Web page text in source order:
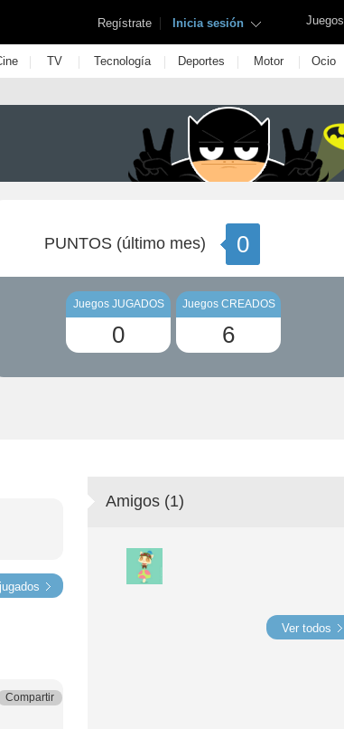
Juegos
Regístrate | Inicia sesión
| TV | Tecnología | Deportes | Motor | Ocio
PUNTOS (último mes) 0
Juegos JUGADOS
0
Juegos CREADOS
6
Compartir
Amigos (1)
Ver todos